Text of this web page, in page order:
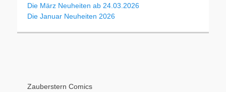
Die März Neuheiten ab 24.03.2026
Die Januar Neuheiten 2026
Zauberstern Comics